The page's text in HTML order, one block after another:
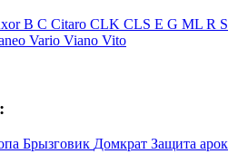
B C Citaro CLK CLS E G ML R S
Vario Viano Vito
Брызговик Домкрат Защита арок